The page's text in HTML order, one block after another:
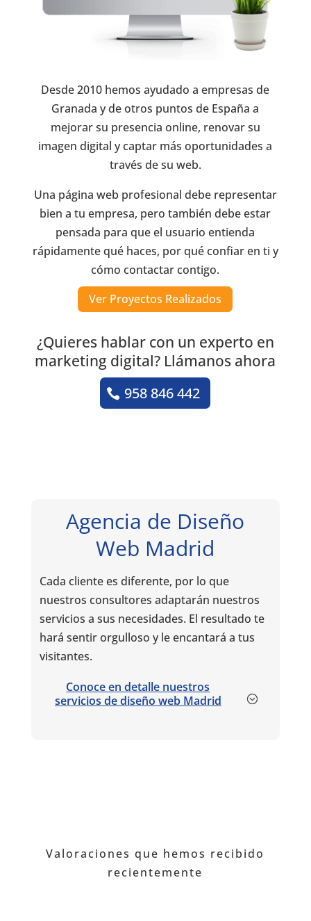
Desde 2010 hemos ayudado a empresas de
Granada y de otros puntos de España a
mejorar su presencia online, renovar su
imagen digital y captar más oportunidades a
través de su web.
Una página web profesional debe representar
bien a tu empresa, pero también debe estar
pensada para que el usuario entienda
rápidamente qué haces, por qué confiar en ti y
cómo contactar contigo.
Ver Proyectos Realizados
¿Quieres hablar con un experto en
marketing digital? Llámanos ahora
958 846 442
Agencia de Diseño
Web Madrid
Cada cliente es diferente, por lo que
nuestros consultores adaptarán nuestros
servicios a sus necesidades. El resultado te
hará sentir orgulloso y le encantará a tus
visitantes.
Conoce en detalle nuestros
servicios de diseño web Madrid
Valoraciones que hemos recibido
recientemente